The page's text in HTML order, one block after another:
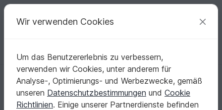
Deine kreativen Ideen
Deutsch | € (EUR) einloggen Kostenlos registrieren
Startseite Nähen Damen Outerwear
Kragenhoodie Anleitung + Schnitt Gr. 34-48
Kragenhoodie Anleitung + Schnitt Gr. 34-48
Wir verwenden Cookies
Um das Benutzererlebnis zu verbessern,
verwenden wir Cookies, unter anderem für
Analyse-, Optimierungs- und Werbezwecke, gemäß
unseren Datenschutzbestimmungen und Cookie
Richtlinien. Einige unserer Partnerdienste befinden